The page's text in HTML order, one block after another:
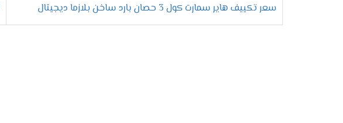
سعر تكييف هاير سمارت كول 3 حصان بارد ساخن بلازما ديجيتال